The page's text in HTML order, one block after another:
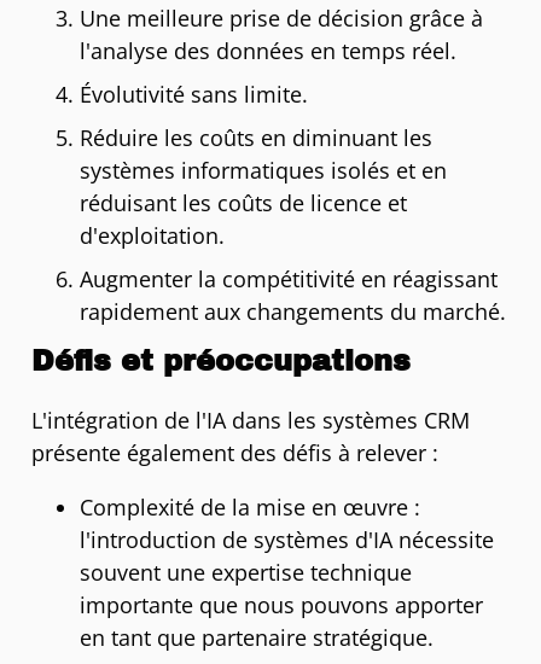
Une meilleure prise de décision grâce à
l'analyse des données en temps réel.
Évolutivité sans limite.
Réduire les coûts en diminuant les
systèmes informatiques isolés et en
réduisant les coûts de licence et
d'exploitation.
Augmenter la compétitivité en réagissant
rapidement aux changements du marché.
Défis et préoccupations
L'intégration de l'IA dans les systèmes CRM
présente également des défis à relever :
Complexité de la mise en œuvre :
l'introduction de systèmes d'IA nécessite
souvent une expertise technique
importante que nous pouvons apporter
en tant que partenaire stratégique.